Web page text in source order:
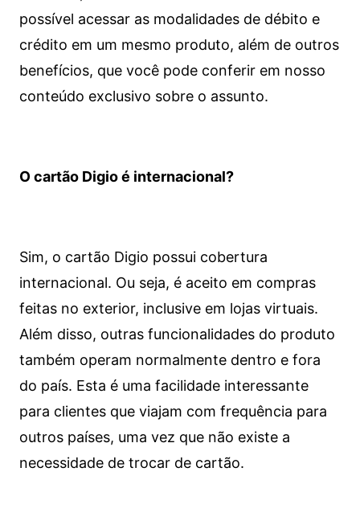
possível acessar as modalidades de débito e
crédito em um mesmo produto, além de outros
benefícios, que você pode conferir em nosso
conteúdo exclusivo sobre o assunto.
O cartão Digio é internacional?
Sim, o cartão Digio possui cobertura
internacional. Ou seja, é aceito em compras
feitas no exterior, inclusive em lojas virtuais.
Além disso, outras funcionalidades do produto
também operam normalmente dentro e fora
do país. Esta é uma facilidade interessante
para clientes que viajam com frequência para
outros países, uma vez que não existe a
necessidade de trocar de cartão.